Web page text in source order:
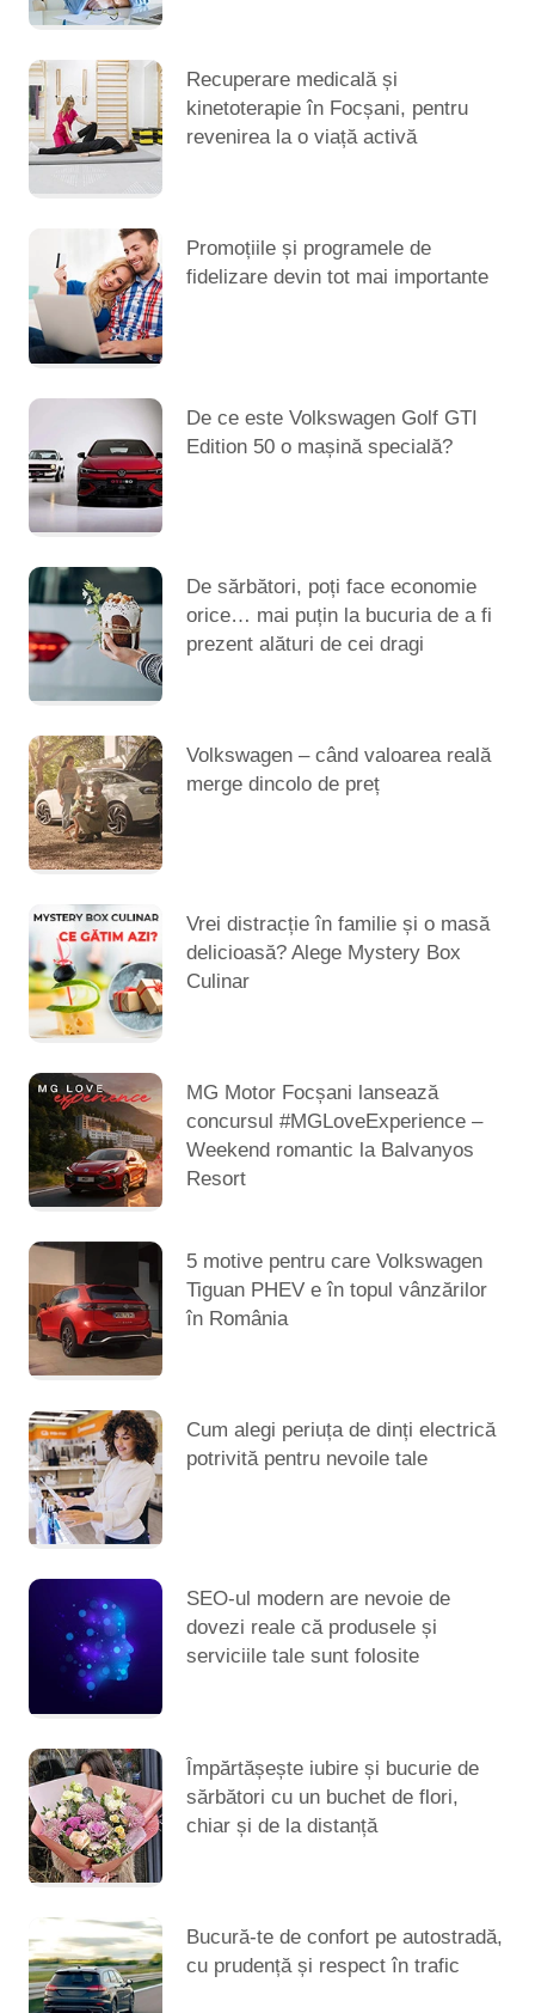
Recuperare medicală și
kinetoterapie în Focșani, pentru
revenirea la o viață activă
Promoțiile și programele de
fidelizare devin tot mai importante
De ce este Volkswagen Golf GTI
Edition 50 o mașină specială?
De sărbători, poți face economie
orice… mai puțin la bucuria de a fi
prezent alături de cei dragi
Volkswagen – când valoarea reală
merge dincolo de preț
Vrei distracție în familie și o masă
delicioasă? Alege Mystery Box
Culinar
MG Motor Focșani lansează
concursul #MGLoveExperience –
Weekend romantic la Balvanyos
Resort
5 motive pentru care Volkswagen
Tiguan PHEV e în topul vânzărilor
în România
Cum alegi periuța de dinți electrică
potrivită pentru nevoile tale
SEO-ul modern are nevoie de
dovezi reale că produsele și
serviciile tale sunt folosite
Împărtășește iubire și bucurie de
sărbători cu un buchet de flori,
chiar și de la distanță
Bucură-te de confort pe autostradă,
cu prudență și respect în trafic